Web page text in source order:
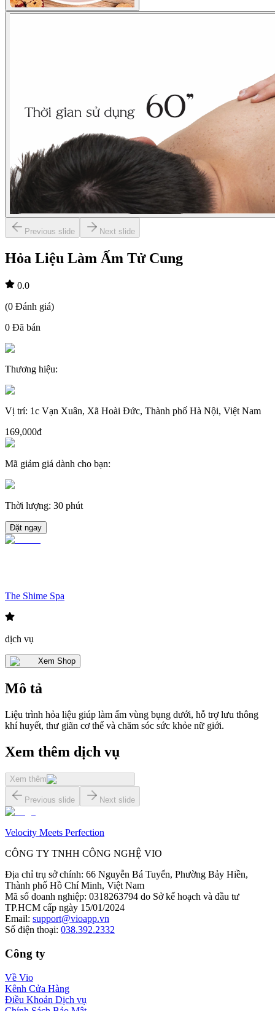
Previous slide Next slide
Hỏa Liệu Làm Ấm Tử Cung
0.0
(0 Đánh giá)
0 Đã bán
Thương hiệu:
Vị trí: 1c Vạn Xuân, Xã Hoài Đức, Thành phố Hà Nội, Việt Nam
169,000đ
Mã giảm giá dành cho bạn:
Thời lượng: 30 phút
Đặt ngay
The Shime Spa
dịch vụ
Xem Shop
Mô tả
Liệu trình hỏa liệu giúp làm ấm vùng bụng dưới, hỗ trợ lưu thông
khí huyết, thư giãn cơ thể và chăm sóc sức khỏe nữ giới.
Xem thêm dịch vụ
Xem thêm
Previous slide Next slide
Velocity Meets Perfection
CÔNG TY TNHH CÔNG NGHỆ VIO
Địa chỉ trụ sở chính: 66 Nguyễn Bá Tuyển, Phường Bảy Hiền,
Thành phố Hồ Chí Minh, Việt Nam
Mã số doanh nghiệp: 0318263794 do Sở kế hoạch và đầu tư
TP.HCM cấp ngày 15/01/2024
Email: support@vioapp.vn
Số điện thoại: 038.392.2332
Công ty
Về Vio
Kênh Cửa Hàng
Điều Khoản Dịch vụ